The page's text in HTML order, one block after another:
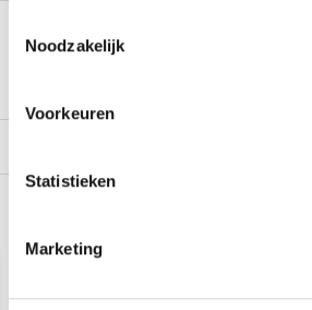
Noodzakelijk
Voorkeuren
Statistieken
Marketing
Klik hier om een offerte aan te